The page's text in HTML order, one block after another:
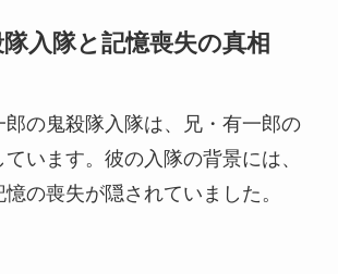
入隊と記憶喪失の真相
郎の鬼殺隊入隊は、兄・有一郎の
います。彼の入隊の背景には、
の喪失が隠されていました。